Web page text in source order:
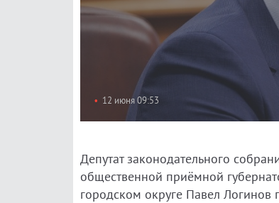
12 июня 09:53
Депутат законодательного
общественной приёмной
городском округе Павел